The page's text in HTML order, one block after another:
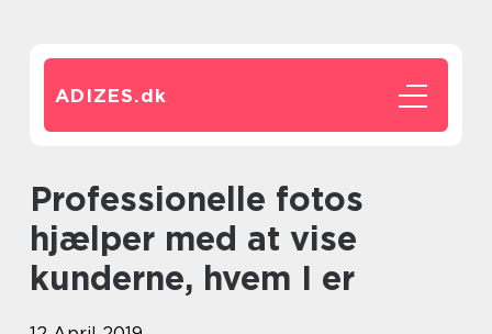
ADIZES.dk
Professionelle fotos
hjælper med at vise
kunderne, hvem I er